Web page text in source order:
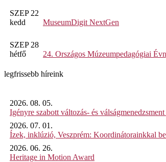
SZEP 22
kedd
MuseumDigit NextGen
SZEP 28
hétfő
24. Országos Múzeumpedagógiai
legfrissebb híreink
2026. 08. 05.
Igényre szabott változás- és
2026. 07. 01.
Ízek, inklúzió, Veszprém: Koordinátorainkkal
2026. 06. 26.
Heritage in Motion Award